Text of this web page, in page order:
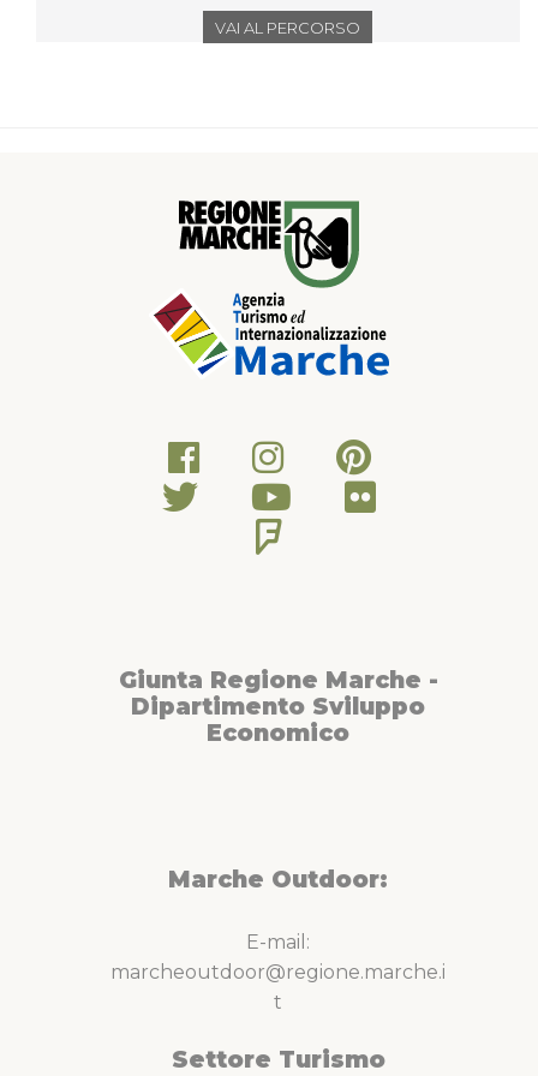
prodotti tipici e i cibi che si alternano al passare delle
ricorrenze e delle stagioni, ci parlano di un passato ricco ed
VAI AL PERCORSO
Giunta Regione Marche -
Dipartimento Sviluppo
Economico
Marche Outdoor:
E-mail:
marcheoutdoor@regione.marche.i
t
Settore Turismo